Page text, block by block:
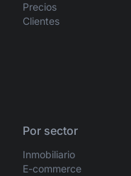
Precios
Clientes
Por sector
Inmobiliario
E-commerce